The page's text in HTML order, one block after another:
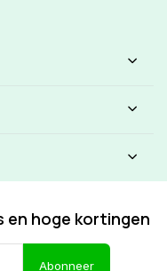
en hoge kortingen
Abonneer